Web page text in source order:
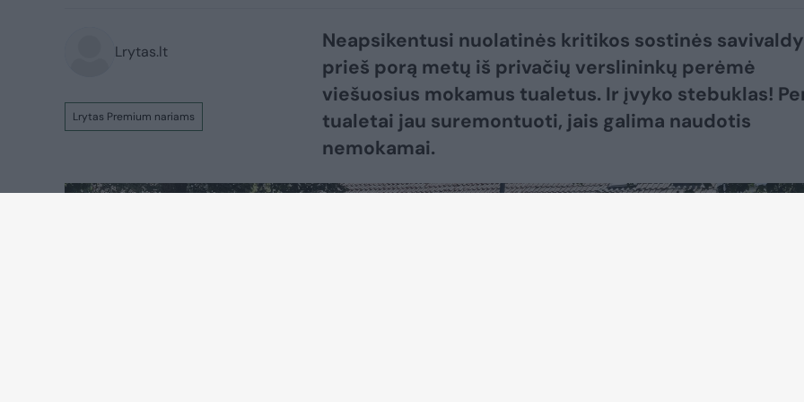
Lrytas.lt
Lrytas Premium nariams
Neapsikentusi nuolatinės kritikos sostinės
prieš porą metų iš privačių verslininkų perėmė
viešuosius mokamus tualetus. Ir įvyko stebuklas!
tualetai jau suremontuoti, jais galima naudotis
nemokamai.